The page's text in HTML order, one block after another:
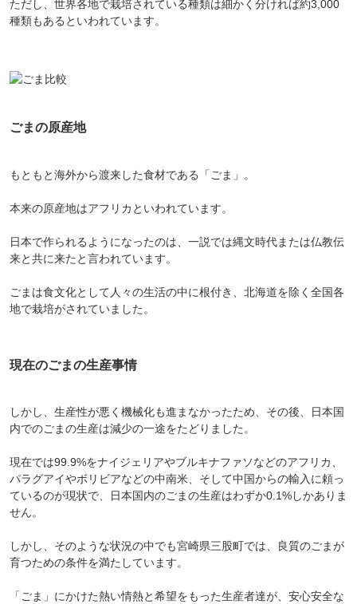
ただし、世界各地で栽培されている種類は細かく分ければ約3,000
種類もあるといわれています。
ごまの原産地
もともと海外から渡来した食材である「ごま」。
本来の原産地はアフリカといわれています。
日本で作られるようになったのは、一説では縄文時代または仏教伝
来と共に来たと言われています。
ごまは食文化として人々の生活の中に根付き、北海道を除く全国各
地で栽培がされていました。
現在のごまの生産事情
しかし、生産性が悪く機械化も進まなかったため、その後、日本国
内でのごまの生産は減少の一途をたどりました。
現在では99.9%をナイジェリアやブルキナファソなどのアフリカ、
パラグアイやボリビアなどの中南米、そして中国からの輸入に頼っ
ているのが現状で、日本国内のごまの生産はわずか0.1%しかありま
せん。
しかし、そのような状況の中でも宮崎県三股町では、良質のごまが
育つための条件を満たしています。
「ごま」にかけた熱い情熱と希望をもった生産者達が、安心安全な